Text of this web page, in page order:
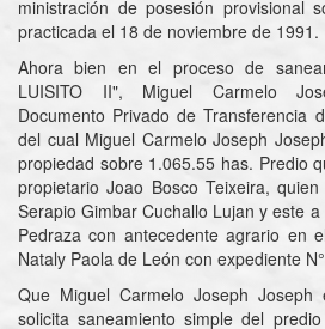
ministración de posesión provisional
practicada el 18 de noviembre de 1991.
Ahora bien en el proceso de
LUISITO II", Miguel Carmelo
Documento Privado de Transferencia
del cual Miguel Carmelo Joseph
propiedad sobre 1.065.55 has. Predio
propietario Joao Bosco Teixeira,
Serapio Gimbar Cuchallo Lujan y este
Pedraza con antecedente agrario en
Nataly Paola de León con expediente
Que Miguel Carmelo Joseph
solicita saneamiento simple del